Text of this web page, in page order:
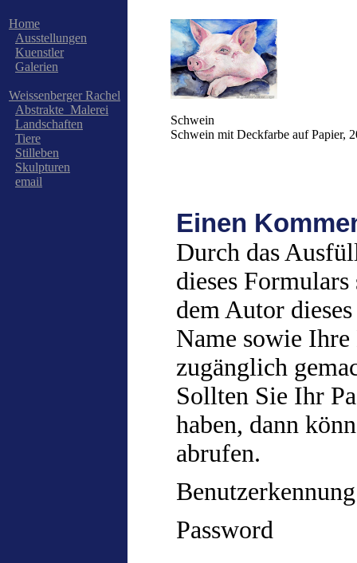
Home
Ausstellungen
Kuenstler
Galerien
Weissenberger Rachel
Abstrakte_Malerei
Landschaften
Tiere
Stilleben
Skulpturen
email
Schwein
Schwein mit Deckfarbe auf Papier,
Einen
Durch das
dieses
dem Autor
Name sowie
zugänglich
Sollten Sie Ihr
haben, dann
abrufen.
Benutzerkennung
Password